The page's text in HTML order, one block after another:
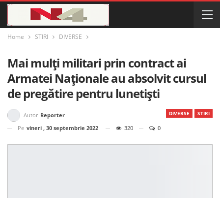
Home STIRI DIVERSE
Mai mulți militari prin contract ai
Armatei Naționale au absolvit cursul
de pregătire pentru lunetiști
DIVERSE STIRI
Autor Reporter
Pe vineri , 30 septembrie 2022 320 0